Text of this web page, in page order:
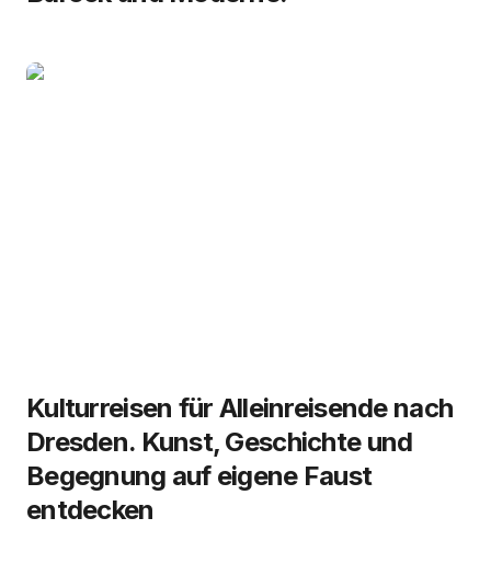
Kulturreisen für Alleinreisende nach
Dresden. Kunst, Geschichte und
Begegnung auf eigene Faust
entdecken